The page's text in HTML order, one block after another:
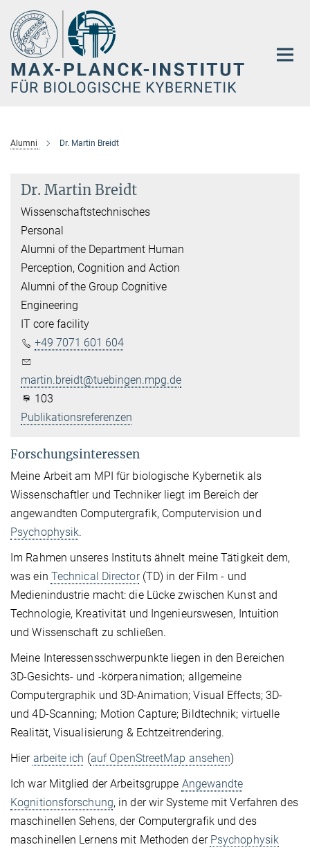
Hauptinhalt
Alumni Dr. Martin Breidt
Dr. Martin Breidt
Wissenschaftstechnisches
Personal
Alumni of the Department Human
Perception, Cognition and Action
Alumni of the Group Cognitive
Engineering
IT core facility
+49 7071 601 604
martin.breidt@tuebingen.mpg.de
103
Publikationsreferenzen
Forschungsinteressen
Meine Arbeit am MPI für biologische Kybernetik als
Wissenschaftler und Techniker liegt im Bereich der
angewandten Computergrafik, Computervision und
Psychophysik.
Im Rahmen unseres Instituts ähnelt meine Tätigkeit dem,
wasein Technical Director(TD) in der Film - und
Medienindustrie macht: die Lücke zwischen Kunst and
Technologie, Kreativität und Ingenieurswesen, Intuition
und Wissenschaft zu schließen.
Meine Interessensschwerpunkte liegen in den Bereichen
3D-Gesichts- und -körperanimation; allgemeine
Computergraphik und 3D-Animation; Visual Effects; 3D-
und 4D-Scanning; Motion Capture; Bildtechnik; virtuelle
Realität, Visualisierung & Echtzeitrendering.
Hier arbeite ich (auf OpenStreetMap ansehen)
Ich war Mitglied der Arbeitsgruppe Angewandte
Kognitionsforschung, in der wir Systeme mit Verfahren des
maschinellen Sehens, der Computergrafik und des
maschinellen Lernens mit Methoden der Psychophysik